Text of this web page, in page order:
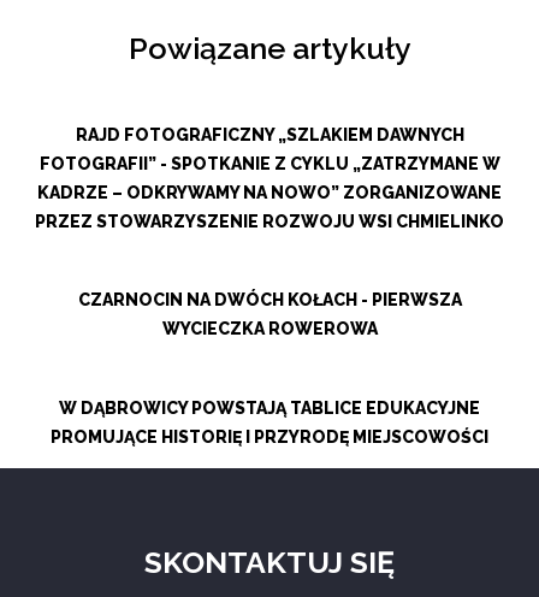
Powiązane artykuły
RAJD FOTOGRAFICZNY „SZLAKIEM DAWNYCH
FOTOGRAFII” - SPOTKANIE Z CYKLU „ZATRZYMANE W
KADRZE – ODKRYWAMY NA NOWO” ZORGANIZOWANE
PRZEZ STOWARZYSZENIE ROZWOJU WSI CHMIELINKO
CZARNOCIN NA DWÓCH KOŁACH - PIERWSZA
WYCIECZKA ROWEROWA
W DĄBROWICY POWSTAJĄ TABLICE EDUKACYJNE
PROMUJĄCE HISTORIĘ I PRZYRODĘ MIEJSCOWOŚCI
SKONTAKTUJ SIĘ